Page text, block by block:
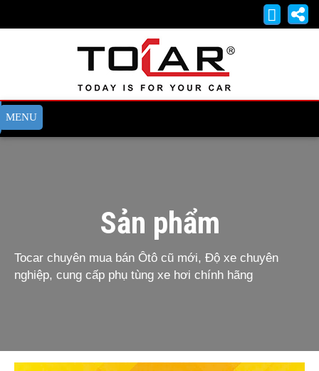
Sản phẩm
Tocar chuyên mua bán Ôtô cũ mới, Độ xe chuyên
nghiệp, cung cấp phụ tùng xe hơi chính hãng